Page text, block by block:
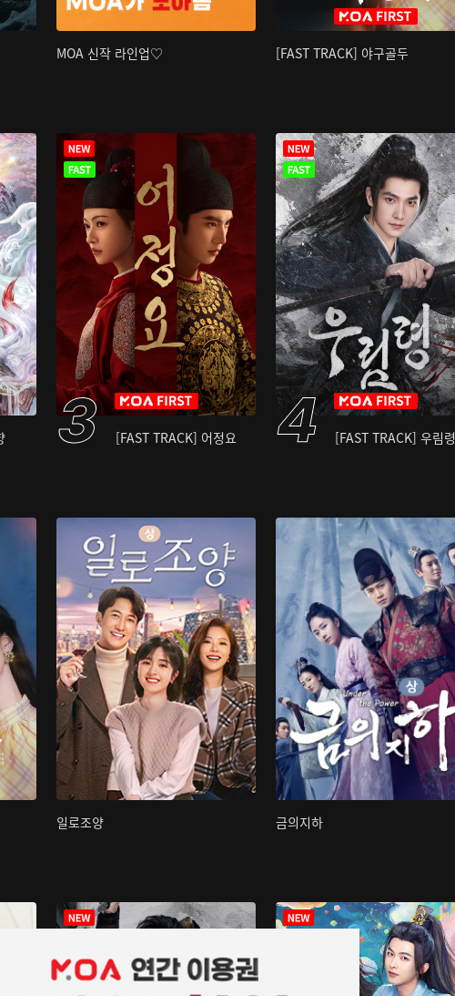
MOA 신작 라인업♡ [FAST TRACK] 야구골두
[FAST TRACK] 어정요 [FAST TRACK] 우림령
일로조양 금의지하